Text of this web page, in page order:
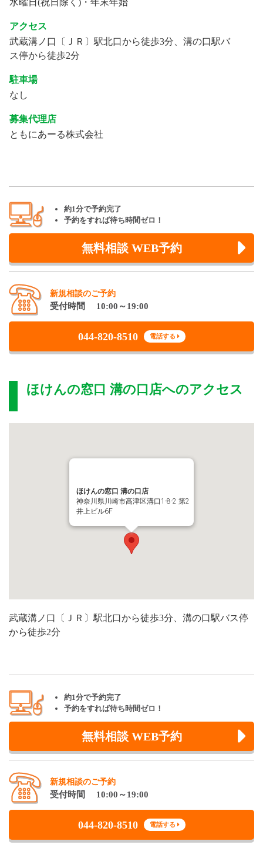
水曜日(祝日除く)・年末年始
アクセス
武蔵溝ノ口〔ＪＲ〕駅北口から徒歩3分、溝の口駅バ
ス停から徒歩2分
駐車場
なし
募集代理店
ともにあーる株式会社
約1分で予約完了
予約をすれば待ち時間ゼロ！
無料相談 WEB予約
新規相談のご予約
受付時間 10:00～19:00
044-820-8510 電話する
ほけんの窓口 溝の口店へのアクセス
ほけんの窓口 溝の口店
神奈川県川崎市高津区溝口1-8-2 第2
井上ビル6F
武蔵溝ノ口〔ＪＲ〕駅北口から徒歩3分、溝の口駅バス停
から徒歩2分
約1分で予約完了
予約をすれば待ち時間ゼロ！
無料相談 WEB予約
新規相談のご予約
受付時間 10:00～19:00
044-820-8510 電話する